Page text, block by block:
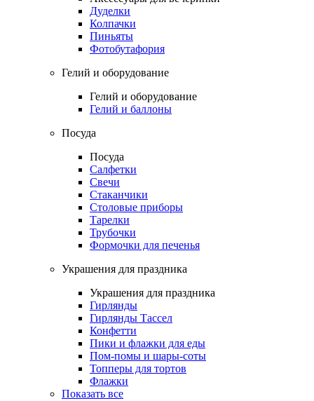
Дуделки
Колпачки
Пиньяты
Фотобутафория
Гелий и оборудование
Гелий и оборудование
Гелий и баллоны
Посуда
Посуда
Салфетки
Свечи
Стаканчики
Столовые приборы
Тарелки
Трубочки
Формочки для печенья
Украшения для праздника
Украшения для праздника
Гирлянды
Гирлянды Тассел
Конфетти
Пики и флажки для еды
Пом-помы и шары-соты
Топперы для тортов
Флажки
Показать все